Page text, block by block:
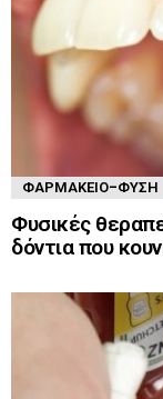
ΦΑΡΜΑΚΕΊΟ-ΦΎΣΗ
Φυσικές
δόντια που